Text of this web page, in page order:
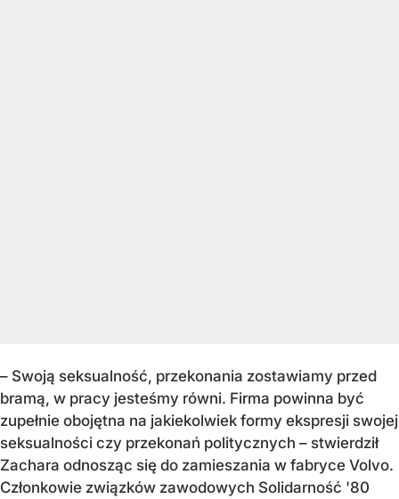
– Swoją seksualność, przekonania zostawiamy przed
bramą, w pracy jesteśmy równi. Firma powinna być
zupełnie obojętna na jakiekolwiek formy ekspresji swojej
seksualności czy przekonań politycznych – stwierdził
Zachara odnosząc się do zamieszania w fabryce Volvo.
Członkowie związków zawodowych Solidarność '80